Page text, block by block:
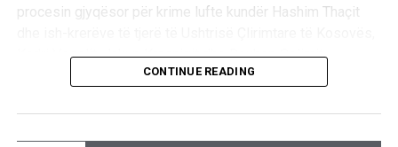
30 qershor 1994
procesin gjyqësor për krime lufte kundër Hashim Thaçit
Kadri Veselit, Jakup Krasniqit dhe Rexhep Selimit.
personave zyrtarë në kryerjen e detyrave zyrtare, si dhe
CONTINUE READING